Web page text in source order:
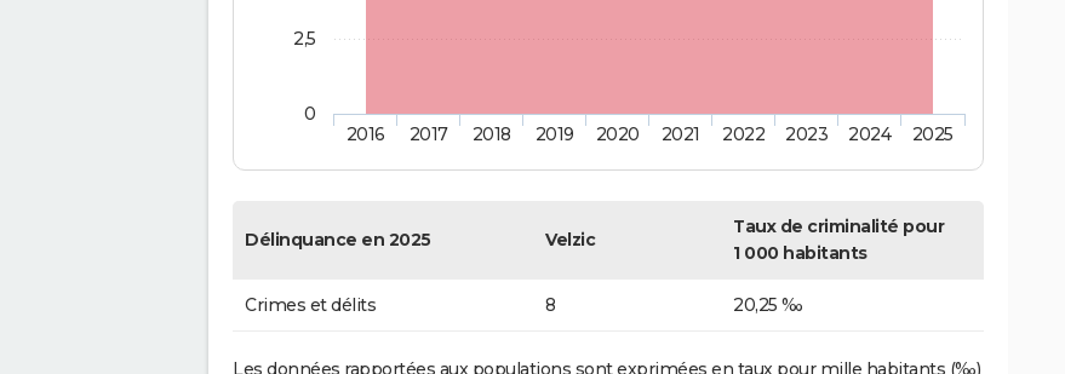
2016 2017 2018 2019 2020 2021 2022 2023 2024 2025
0
2,5
Délinquance en 2025 Velzic
Taux de criminalité pour
1 000 habitants
Crimes et délits 8 20,25 ‰
Les données rapportées aux populations sont exprimées en taux pour mille habitants (‰)